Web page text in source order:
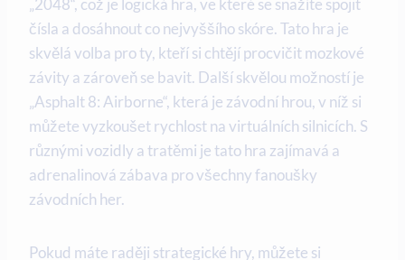
čísla a dosáhnout co nejvyššího skóre. Tato hra je
skvělá volba pro ty, kteří si chtějí procvičit mozkové
závity a zároveň se bavit. Další skvělou možností je
„Asphalt 8: Airborne“, která je závodní hrou, v níž si
můžete vyzkoušet rychlost na virtuálních silnicích. S
různými vozidly a tratěmi je tato hra zajímavá a
adrenalinová zábava pro všechny fanoušky
závodních her.
Pokud máte raději strategické hry, můžete si